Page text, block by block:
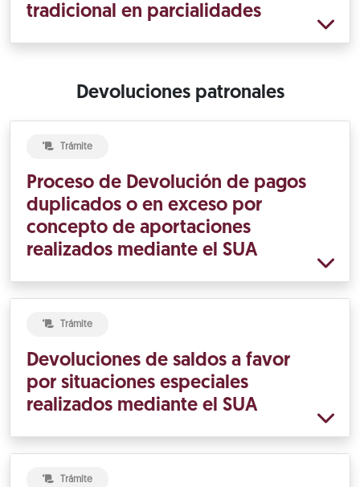
tradicional en parcialidades
Devoluciones patronales
Trámite
Proceso de Devolución de pagos
duplicados o en exceso por
concepto de aportaciones
realizados mediante el SUA
Trámite
Devoluciones de saldos a favor
por situaciones especiales
realizados mediante el SUA
Trámite